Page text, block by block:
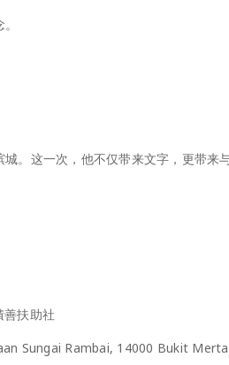
。这一次，他不仅带来文字，更带
扶助社
Sungai Rambai, 14000 Bukit